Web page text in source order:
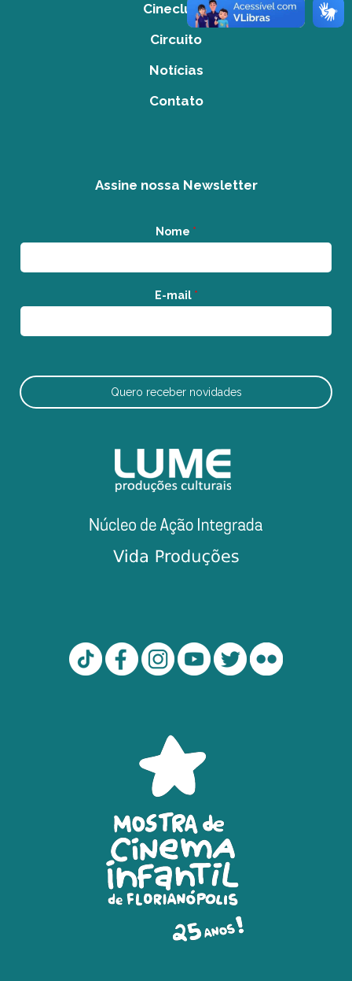
Cineclube
Circuito
Notícias
Contato
Assine nossa Newsletter
Nome *
E-mail *
Quero receber novidades